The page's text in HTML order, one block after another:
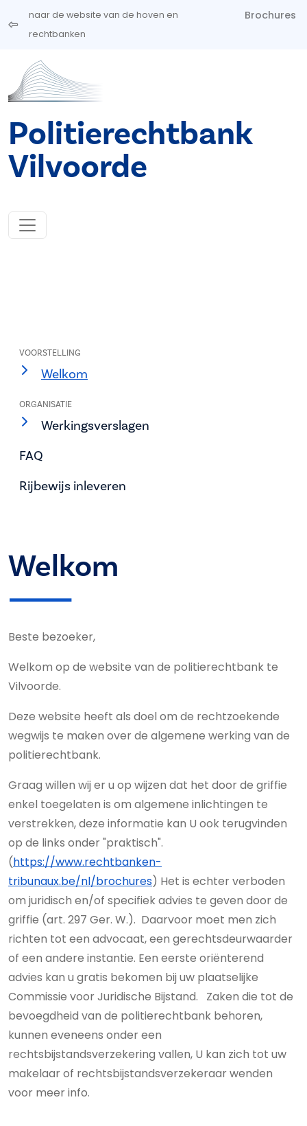
Overslaan en naar de inhoud gaan
naar de website van de hoven en
rechtbanken
Brochures
Politierechtbank
Vilvoorde
VOORSTELLING
Welkom
ORGANISATIE
Werkingsverslagen
FAQ
Rijbewijs inleveren
Welkom
Beste bezoeker,
Welkom op de website van de politierechtbank te
Vilvoorde.
Deze website heeft als doel om de rechtzoekende
wegwijs te maken over de algemene werking van de
politierechtbank.
Graag willen wij er u op wijzen dat het door de griffie
enkel toegelaten is om algemene inlichtingen te
verstrekken, deze informatie kan U ook terugvinden
op de links onder "praktisch".
(https://www.rechtbanken-
tribunaux.be/nl/brochures) Het is echter verboden
om juridisch en/of specifiek advies te geven door de
griffie (art. 297 Ger. W.). Daarvoor moet men zich
richten tot een advocaat, een gerechtsdeurwaarder
of een andere instantie. Een eerste oriënterend
advies kan u gratis bekomen bij uw plaatselijke
Commissie voor Juridische Bijstand. Zaken die tot de
bevoegdheid van de politierechtbank behoren,
kunnen eveneens onder een
rechtsbijstandsverzekering vallen, U kan zich tot uw
makelaar of rechtsbijstandsverzekeraar wenden
voor meer info.